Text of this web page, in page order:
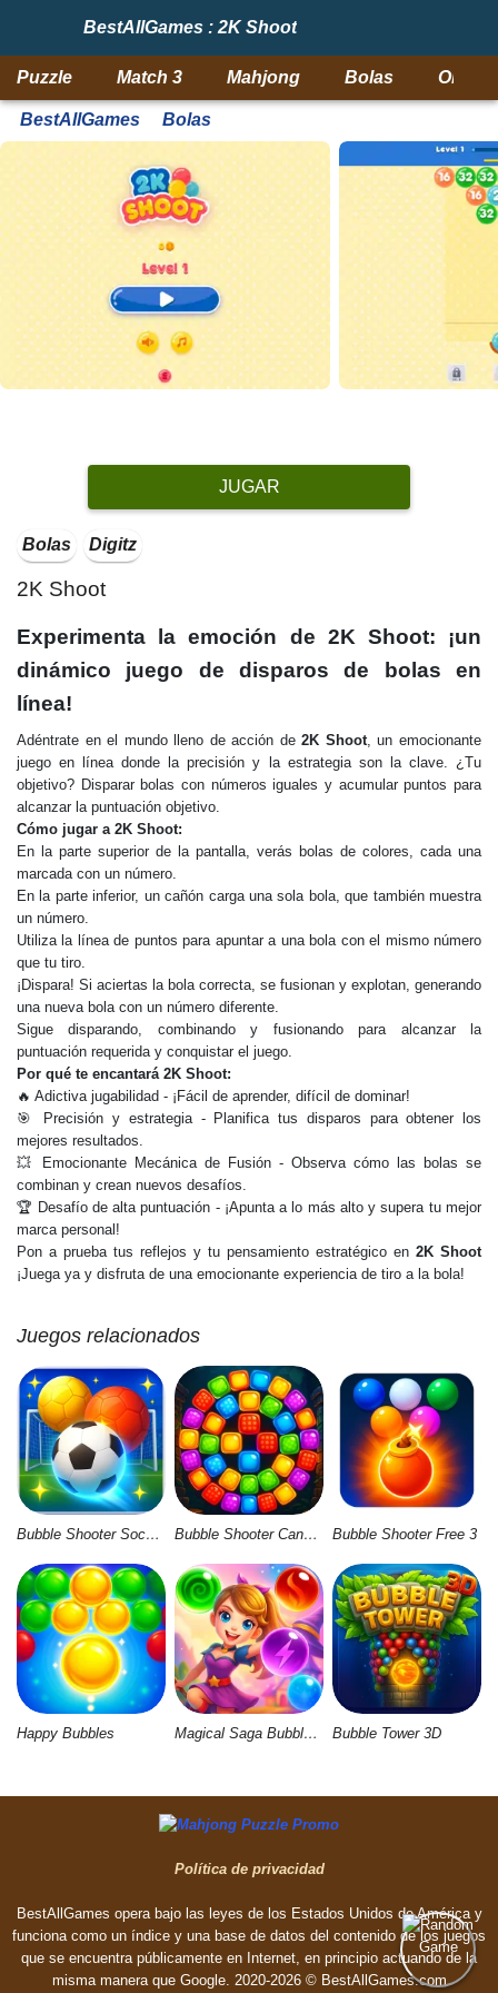
BestAllGames : 2K Shoot
Puzzle Match 3 Mahjong Bolas
BestAllGames Bolas
JUGAR
Bolas Digitz
2K Shoot
Experimenta la emoción de 2K Shoot: ¡un
dinámico juego de disparos de bolas en
línea!
Adéntrate en el mundo lleno de acción de2K Shoot, un emocionante
juego en línea donde la precisión y la estrategia son la clave. ¿Tu
objetivo? Disparar bolas con números iguales y acumular puntos para
alcanzar la puntuación objetivo.
Cómo jugar a 2K Shoot:
En la parte superior de la pantalla, verás bolas de colores, cada una
marcada con un número.
En la parte inferior, un cañón carga una sola bola, que también muestra
un número.
Utiliza la línea de puntos para apuntar a una bola con el mismo número
que tu tiro.
¡Dispara! Si aciertas la bola correcta, se fusionan y explotan, generando
una nueva bola con un número diferente.
Sigue disparando, combinando y fusionando para alcanzar la
puntuación requerida y conquistar el juego.
Por qué te encantará 2K Shoot:
🔥 Adictiva jugabilidad - ¡Fácil de aprender, difícil de dominar!
🎯 Precisión y estrategia - Planifica tus disparos para obtener los
mejores resultados.
💥 Emocionante Mecánica de Fusión - Observa cómo las bolas se
combinan y crean nuevos desafíos.
🏆 Desafío de alta puntuación - ¡Apunta a lo más alto y supera tu mejor
marca personal!
Pon a prueba tus reflejos y tu pensamiento estratégico en 2K Shoot
¡Juega ya y disfruta de una emocionante experiencia de tiro a la bola!
Juegos relacionados
Bubble Shooter Soccer 2 Bubble Shooter Candy Wheel Level Pack Bubble Shooter Free 3
Happy Bubbles Magical Saga Bubble Witch Shooter Bubble Tower 3D
Política de privacidad
BestAllGames opera bajo las leyes de los Estados Unidos de América y
funciona como un índice y una base de datos del contenido de los juegos
que se encuentra públicamente en Internet, en principio actuando de la
misma manera que Google. 2020-2026 © BestAllGames.сom